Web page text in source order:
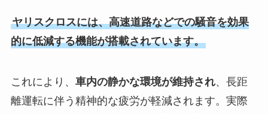
ヤリスクロスには、高速道路などでの騒音を効果
的に低減する機能が搭載されています。
これにより、 車内の静かな環境が維持され、長距
離運転に伴う精神的な疲労が軽減されます。実際